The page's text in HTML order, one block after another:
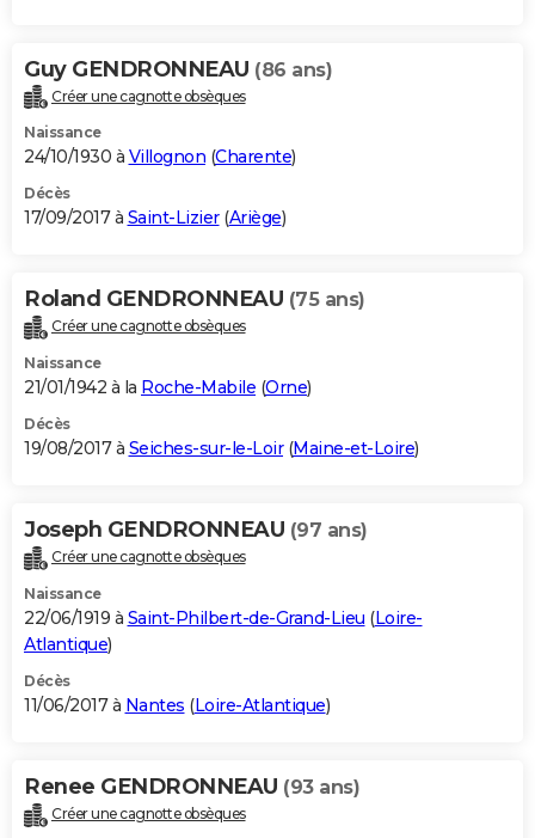
Guy GENDRONNEAU (86 ans)
Créer une cagnotte obsèques
Naissance
24/10/1930 à Villognon (Charente)
Décès
17/09/2017 à Saint-Lizier(Ariège)
Roland GENDRONNEAU (75 ans)
Créer une cagnotte obsèques
Naissance
21/01/1942 à la Roche-Mabile (Orne)
Décès
19/08/2017 à Seiches-sur-le-Loir(Maine-et-Loire)
Joseph GENDRONNEAU (97 ans)
Créer une cagnotte obsèques
Naissance
22/06/1919 à Saint-Philbert-de-Grand-Lieu (Loire-
Atlantique)
Décès
11/06/2017 à Nantes (Loire-Atlantique)
Renee GENDRONNEAU (93 ans)
Créer une cagnotte obsèques